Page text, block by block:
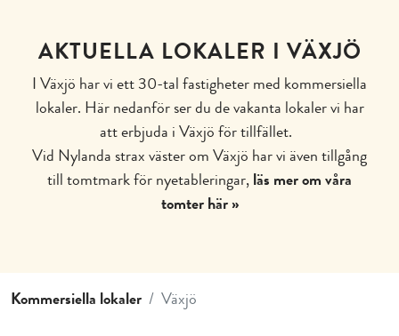
AKTUELLA LOKALER I VÄXJÖ
I Växjö har vi ett 30-tal fastigheter med kommersiella
lokaler. Här nedanför ser du de vakanta lokaler vi har
att erbjuda i Växjö för tillfället.
Vid Nylanda strax väster om Växjö har vi även tillgång
till tomtmark för nyetableringar,läs mer om våra
tomter här »
Kommersiella lokaler Växjö